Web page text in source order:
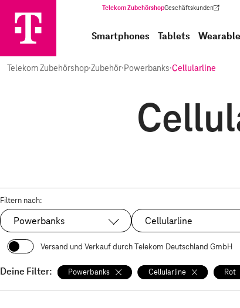
Telekom ZubehörshopGeschäftskunden
(Wird in einem neuen Tab
Smartphones Tablets
Telekom Zubehörshop·Zubehör·Powerbanks·Cellularline
Filtern nach:
Ausgewählt:
Powerbanks Ausgewählt:
Cellularline
Versand und Verkauf durch Telekom Deutschland GmbH
Deine Filter: Powerbanks Cellularline Rot